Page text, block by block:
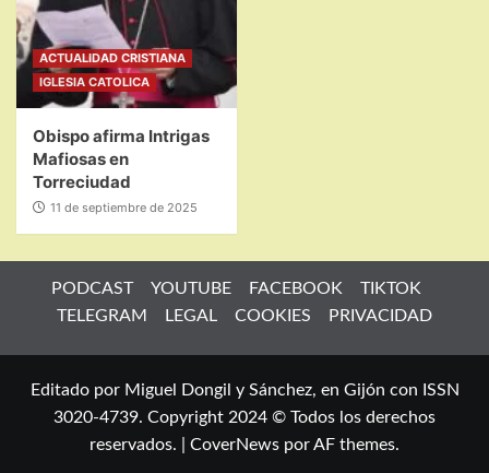
ACTUALIDAD CRISTIANA
IGLESIA CATOLICA
Obispo afirma Intrigas
Mafiosas en
Torreciudad
11 de septiembre de 2025
PODCAST YOUTUBE FACEBOOK
TIKTOK
TELEGRAM
LEGAL COOKIES PRIVACIDAD
Editado por Miguel Dongil y Sánchez, en Gijón con ISSN
3020-4739. Copyright 2024 © Todos los derechos
reservados.
CoverNews por AF themes.